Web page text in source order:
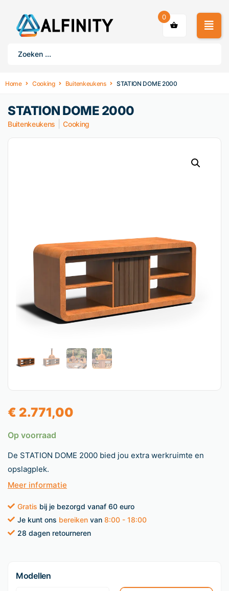
0
Home Cooking Buitenkeukens STATION DOME 2000
STATION DOME 2000
Buitenkeukens Cooking
€ 2.771,00
Op voorraad
De STATION DOME 2000 bied jou extra werkruimte en
opslagplek.
Meer informatie
Gratis bij je bezorgd vanaf 60 euro
Je kunt ons bereiken van 8:00 - 18:00
28 dagen retourneren
Modellen